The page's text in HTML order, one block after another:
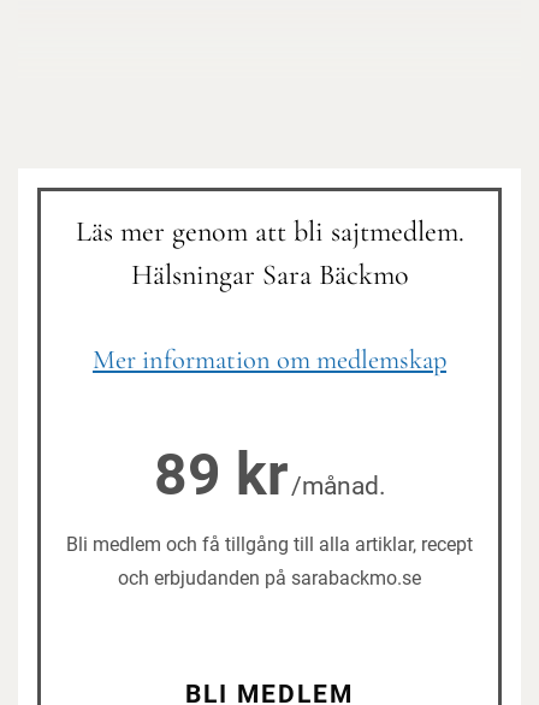
Läs mer genom att bli sajtmedlem.
Hälsningar Sara Bäckmo
Mer information om medlemskap
89 kr/månad.
Bli medlem och få tillgång till alla artiklar, recept
och erbjudanden på sarabackmo.se
BLI MEDLEM